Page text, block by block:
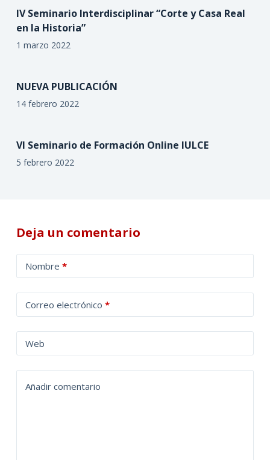
IV Seminario Interdisciplinar “Corte y Casa Real
en la Historia”
1 marzo 2022
NUEVA PUBLICACIÓN
14 febrero 2022
VI Seminario de Formación Online IULCE
5 febrero 2022
Deja un comentario
Nombre *
Correo electrónico *
Web
Añadir comentario
l
t
a
t